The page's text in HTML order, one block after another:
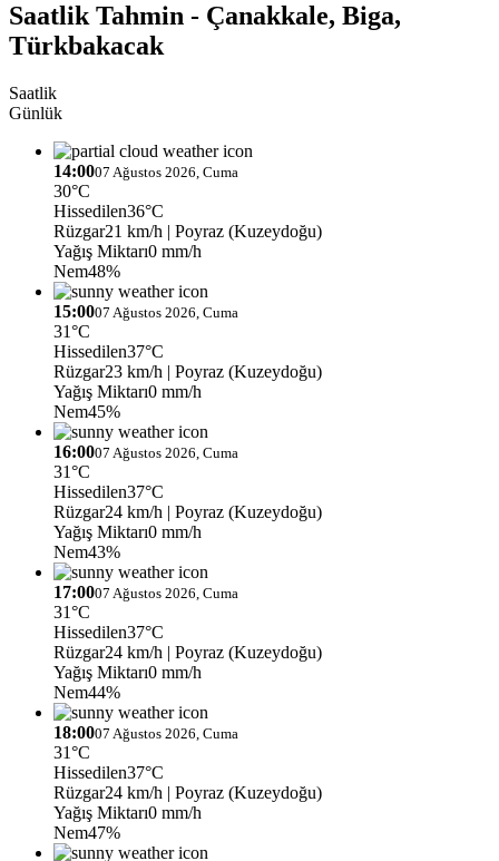
Saatlik Tahmin - Çanakkale, Biga,
Türkbakacak
Saatlik
Günlük
14:0007 Ağustos 2026, Cuma
30°C
Hissedilen36°C
Rüzgar21 km/h | Poyraz (Kuzeydoğu)
Yağış Miktarı0 mm/h
Nem48%
15:0007 Ağustos 2026, Cuma
31°C
Hissedilen37°C
Rüzgar23 km/h | Poyraz (Kuzeydoğu)
Yağış Miktarı0 mm/h
Nem45%
16:0007 Ağustos 2026, Cuma
31°C
Hissedilen37°C
Rüzgar24 km/h | Poyraz (Kuzeydoğu)
Yağış Miktarı0 mm/h
Nem43%
17:0007 Ağustos 2026, Cuma
31°C
Hissedilen37°C
Rüzgar24 km/h | Poyraz (Kuzeydoğu)
Yağış Miktarı0 mm/h
Nem44%
18:0007 Ağustos 2026, Cuma
31°C
Hissedilen37°C
Rüzgar24 km/h | Poyraz (Kuzeydoğu)
Yağış Miktarı0 mm/h
Nem47%